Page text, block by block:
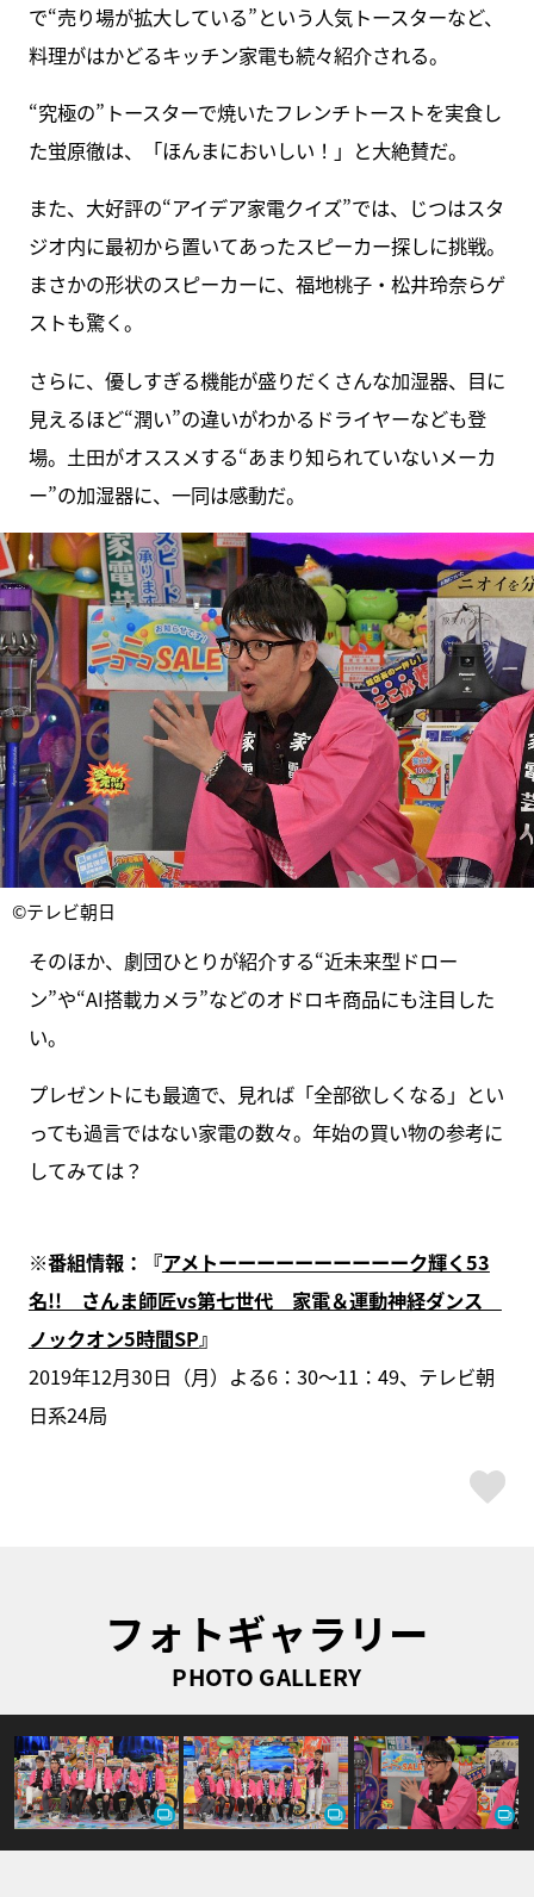
で“売り場が拡大している”という人気トースターなど、
料理がはかどるキッチン家電も続々紹介される。
“究極の”トースターで焼いたフレンチトーストを実食し
た蛍原徹は、「ほんまにおいしい！」と大絶賛だ。
また、大好評の“アイデア家電クイズ”では、じつはスタ
ジオ内に最初から置いてあったスピーカー探しに挑戦。
まさかの形状のスピーカーに、福地桃子・松井玲奈らゲ
ストも驚く。
さらに、優しすぎる機能が盛りだくさんな加湿器、目に
見えるほど“潤い”の違いがわかるドライヤーなども登
場。土田がオススメする“あまり知られていないメーカ
ー”の加湿器に、一同は感動だ。
©テレビ朝日
そのほか、劇団ひとりが紹介する“近未来型ドロー
ン”や“AI搭載カメラ”などのオドロキ商品にも注目した
い。
プレゼントにも最適で、見れば「全部欲しくなる」とい
っても過言ではない家電の数々。年始の買い物の参考に
してみては？
※番組情報：『アメトーーーーーーーーーーク輝く53
名!! さんま師匠vs第七世代 家電＆運動神経ダンス
ノックオン5時間SP』
2019年12月30日（月）よる6：30～11：49、テレビ朝
日系24局
フォトギャラリー
PHOTO GALLERY